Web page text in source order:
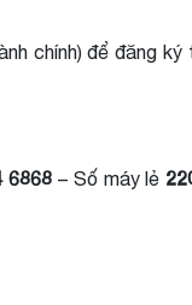
chính) để đăng
6868– Số máy lẻ